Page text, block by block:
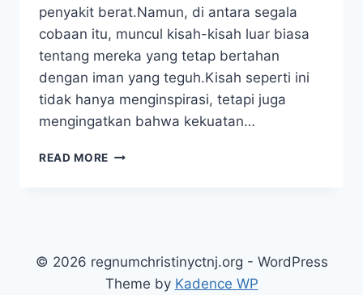
penyakit berat.Namun, di antara segala
cobaan itu, muncul kisah-kisah luar biasa
tentang mereka yang tetap bertahan
dengan iman yang teguh.Kisah seperti ini
tidak hanya menginspirasi, tetapi juga
mengingatkan bahwa kekuatan…
READ MORE KISAH
KEPERCAYAAN
DALAM
UJIAN
© 2026 regnumchristinyctnj.org - WordPress
Theme by Kadence WP